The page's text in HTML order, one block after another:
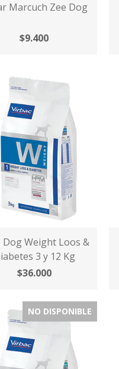
Marcuch Zee Dog
$9.400
Dog Weight Loos &
3 y 12 Kg
$36.000
NO DISPONIBLE